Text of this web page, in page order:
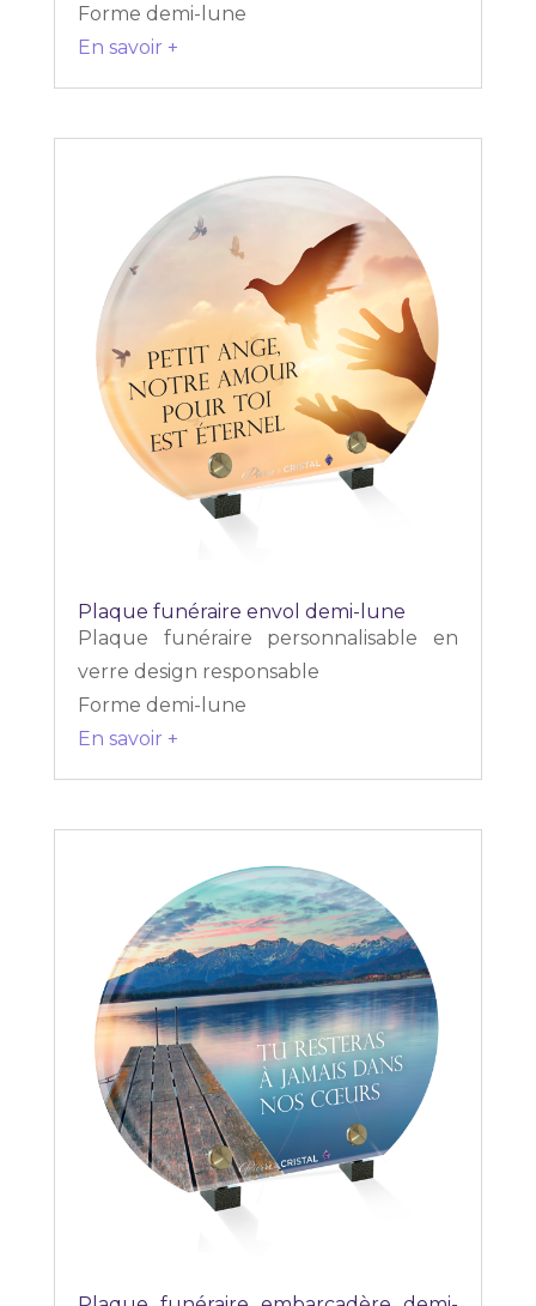
Forme demi-lune
En savoir +
Plaque funéraire envol demi-lune
Plaque funéraire personnalisable en
verre design responsable
Forme demi-lune
En savoir +